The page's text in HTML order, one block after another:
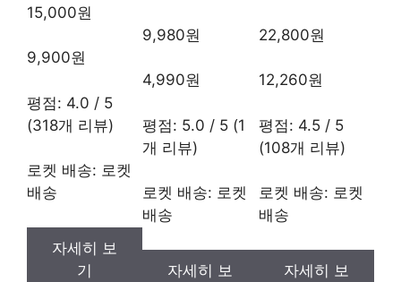
15,000원
9,900원
평점: 4.0 / 5
(318개 리뷰)
로켓 배송: 로켓
배송
자세히 보
기
9,980원
4,990원
평점: 5.0 / 5 (1
개 리뷰)
로켓 배송: 로켓
배송
자세히 보
22,800원
12,260원
평점: 4.5 / 5
(108개 리뷰)
로켓 배송: 로켓
배송
자세히 보